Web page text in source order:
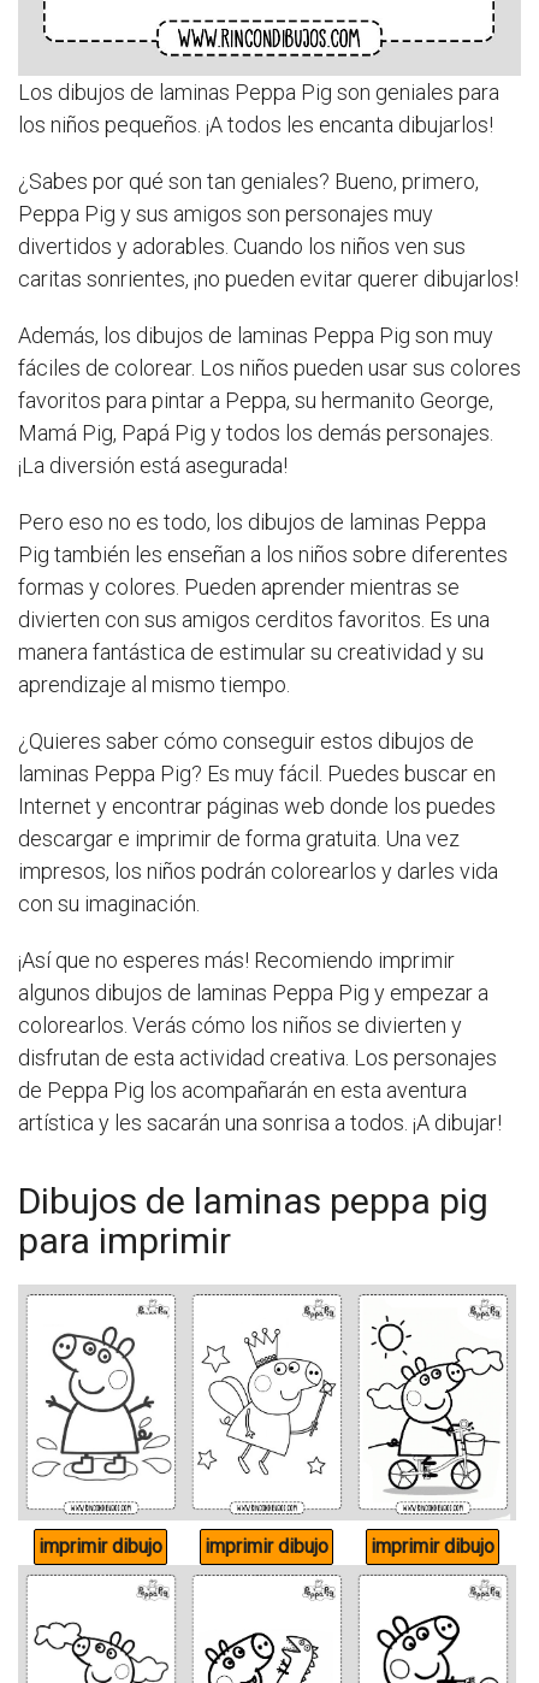
Los dibujos de laminas Peppa Pig son geniales para
los niños pequeños. ¡A todos les encanta dibujarlos!
¿Sabes por qué son tan geniales? Bueno, primero,
Peppa Pig y sus amigos son personajes muy
divertidos y adorables. Cuando los niños ven sus
caritas sonrientes, ¡no pueden evitar querer dibujarlos!
Además, los dibujos de laminas Peppa Pig son muy
fáciles de colorear. Los niños pueden usar sus colores
favoritos para pintar a Peppa, su hermanito George,
Mamá Pig, Papá Pig y todos los demás personajes.
¡La diversión está asegurada!
Pero eso no es todo, los dibujos de laminas Peppa
Pig también les enseñan a los niños sobre diferentes
formas y colores. Pueden aprender mientras se
divierten con sus amigos cerditos favoritos. Es una
manera fantástica de estimular su creatividad y su
aprendizaje al mismo tiempo.
¿Quieres saber cómo conseguir estos dibujos de
laminas Peppa Pig? Es muy fácil. Puedes buscar en
Internet y encontrar páginas web donde los puedes
descargar e imprimir de forma gratuita. Una vez
impresos, los niños podrán colorearlos y darles vida
con su imaginación.
¡Así que no esperes más! Recomiendo imprimir
algunos dibujos de laminas Peppa Pig y empezar a
colorearlos. Verás cómo los niños se divierten y
disfrutan de esta actividad creativa. Los personajes
de Peppa Pig los acompañarán en esta aventura
artística y les sacarán una sonrisa a todos. ¡A dibujar!
Dibujos de laminas peppa pig
para imprimir